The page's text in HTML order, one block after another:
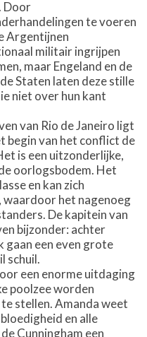
Door
te voeren
Argentijnen
militair ingrijpen
maar Engeland en de
Staten laten deze stille
niet over hun kant
van Rio de Janeiro ligt
begin van het conflict de
is een uitzonderlijke,
oorlogsbodem. Het
en kan zich
het nagenoeg
De kapitein van
bijzonder: achter
een even grote
schuil.
een enorme uitdaging
poolzee worden
stellen. Amanda weet
en alle
Cunningham een